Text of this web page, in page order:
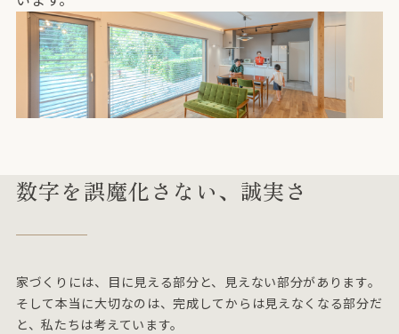
数字を誤魔化さない、誠実さ
家づくりには、目に見える部分と、見えない部分があります。
そして本当に大切なのは、完成してからは見えなくなる部分だ
と、私たちは考えています。